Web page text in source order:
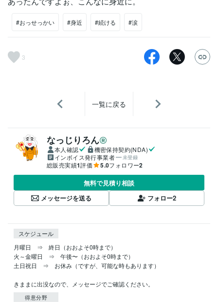
#おっせっかい #身近 #続ける #涙
3
一覧に戻る
なっじりろん
本人確認
機密保持契約(NDA)
インボイス発行事業者
未登録
総販売実績1評価 5.0フォロワー2
無料で見積り相談
メッセージを送る
フォロー2
スケジュール
月曜日　⇒　終日（おおよそ0時まで）
火～金曜日　⇒　午後〜（おおよそ0時まで）
土日祝日　⇒　お休み（ですが、可能な時もあります）
きままに出没なので、メッセージでご確認ください。
得意分野